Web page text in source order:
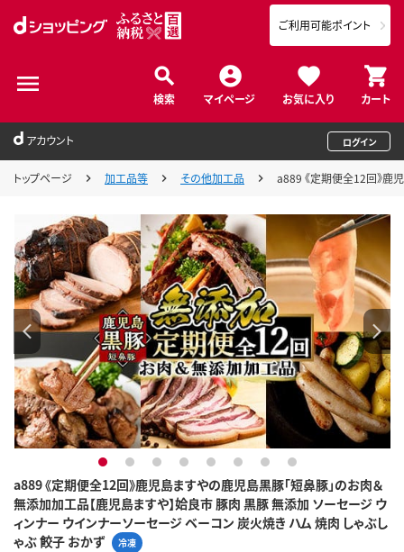
検索 マイページ お気に入り カート
ご利用可能ポイント
アカウント ログイン
トップページ 加工品等 その他加工品 a889 《定期便全12回》鹿
a889 《定期便全12回》鹿児島ますやの鹿児島黒豚「短鼻豚」のお肉＆
無添加加工品【鹿児島ますや】姶良市 豚肉 黒豚 無添加 ソーセージ ウ
ィンナー ウインナーソーセージ ベーコン 炭火焼き ハム 焼肉 しゃぶし
ゃぶ 餃子 おかず
冷凍
1 2 3 4 5 6 7 8